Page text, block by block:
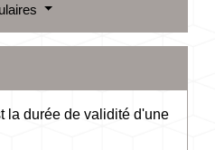
la durée de validité d'une